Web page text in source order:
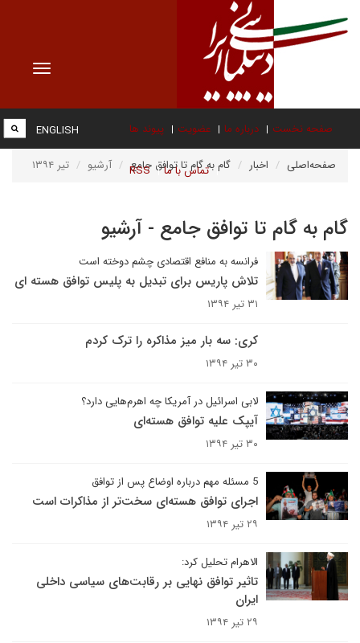
Toggle
صفحه نخست درباره ما عضویت پیوند ها
تماس با ما RSS
ENGLISH
صفحه‌اصلی اخبار گام به گام تا توافق جامع آرشیو تیر ۱۳۹۴
گام به گام تا توافق جامع - آرشیو
فرانسه به منافع اقتصادی چشم دوخته است
تلاش پاریس برای تبدیل به پلیس توافق هسته ای
۳۱ تیر ۱۳۹۴
کری: سه بار میز مذاکره را ترک کردم
۳۰ تیر ۱۳۹۴
لابی اسرائیل در آمریکا چه اهرم‌هایی دارد؟
آیپک علیه توافق هسته‌ای
۳۰ تیر ۱۳۹۴
5 مسئله مهم درباره اوضاع پس از توافق
اجرای توافق هسته‌ای سخت‌تر از مذاکرات است
۲۹ تیر ۱۳۹۴
الاهرام تحلیل کرد:
تاثیر توافق نهایی بر رقابت‌های سیاسی داخلی
ایران
۲۹ تیر ۱۳۹۴